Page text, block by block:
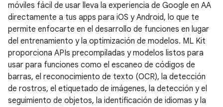
móviles fácil de usar lleva la experiencia de Google en AA
directamente a tus apps para iOS y Android, lo que te
permite enfocarte en el desarrollo de funciones en lugar
del entrenamiento y la optimización de modelos. ML Kit
proporciona APIs precompiladas y modelos listos para
usar para funciones como el escaneo de códigos de
barras, el reconocimiento de texto (OCR), la detección
de rostros, el etiquetado de imágenes, la detección y el
seguimiento de objetos, la identificación de idiomas y la